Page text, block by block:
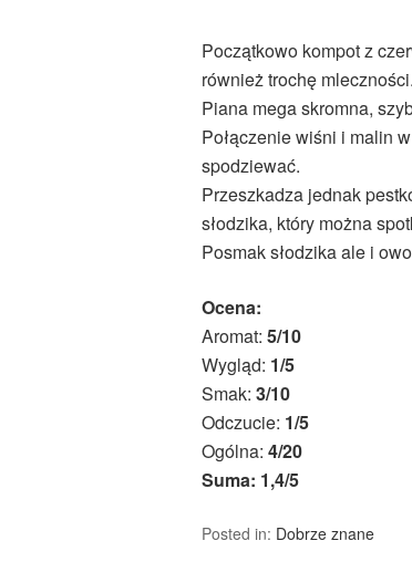
Początkowo kompot z
również trochę mleczności.
Piana mega skromna,
Połączenie wiśni i malin
spodziewać.
Przeszkadza jednak
słodzika, który można
Posmak słodzika ale i
Ocena:
Aromat: 5/10
Wygląd: 1/5
Smak: 3/10
Odczucie: 1/5
Ogólna: 4/20
Suma: 1,4/5
Posted in: Dobrze znane